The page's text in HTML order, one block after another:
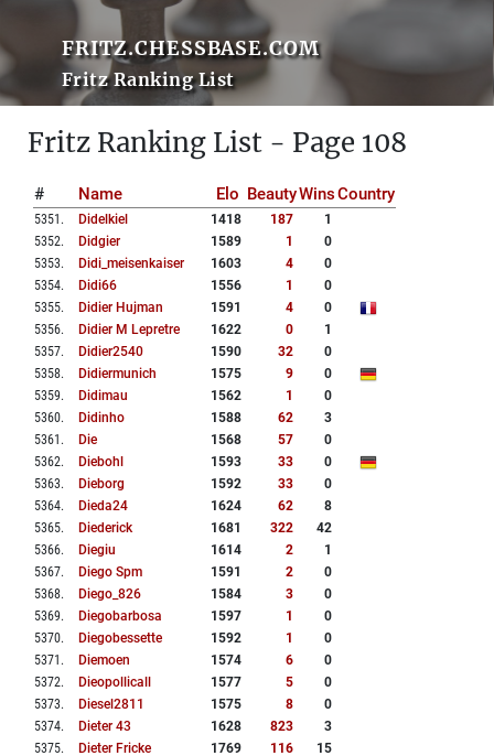
FRITZ.CHESSBASE.COM
Fritz Ranking List
Fritz Ranking List - Page 108
# Name Elo BeautyWinsCountry
5351 . Didelkiel 1418 187
1
5352. Didgier 1589 1
0
5353. Didi_meisenkaiser 1603 4
0
5354. Didi66 1556 1
0
5355. Didier Hujman 1591 4
0
5356. Didier M Lepretre 1622 0
1
5357. Didier2540 1590 32
0
5358. Didiermunich 1575 9
0
5359. Didimau 1562 1
0
5360. Didinho 1588 62
3
5361 . Die 1568 57
0
5362. Diebohl 1593 33
0
5363. Dieborg 1592 33
0
5364. Dieda24 1624 62
8
5365. Diederick 1681 322
42
5366. Diegiu 1614 2
1
5367. Diego Spm 1591 2
0
5368. Diego_826 1584 3
0
5369. Diegobarbosa 1597 1
0
5370. Diegobessette 1592 1
0
5371 . Diemoen 1574 6
0
5372. Dieopollicall 1577 5
0
5373. Diesel2811 1575 8
0
5374. Dieter 43 1628 823
3
5375. Dieter Fricke 1769 116 15